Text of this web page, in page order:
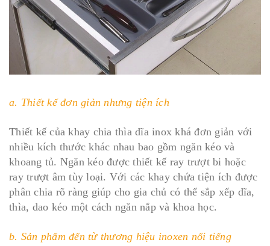
a. Thiết kế đơn giản nhưng tiện ích
Thiết kế của khay chia thìa dĩa inox khá đơn giản với
nhiều kích thước khác nhau bao gồm ngăn kéo và
khoang tủ. Ngăn kéo được thiết kế ray trượt bi hoặc
ray trượt âm tùy loại. Với các khay chứa tiện ích được
phân chia rõ ràng giúp cho gia chủ có thể sắp xếp dĩa,
thìa, dao kéo một cách ngăn nắp và khoa học.
b. Sản phẩm đến từ thương hiệu inoxen nổi tiếng